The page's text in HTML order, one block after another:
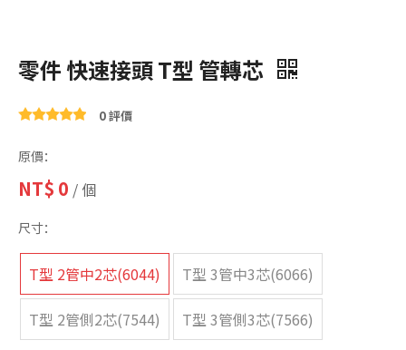
零件 快速接頭 T型 管轉芯
0 評價
原價：
NT$ 0 / 個
尺寸：
T型 2管中2芯(6044) T型 3管中3芯(6066)
T型 2管側2芯(7544) T型 3管側3芯(7566)